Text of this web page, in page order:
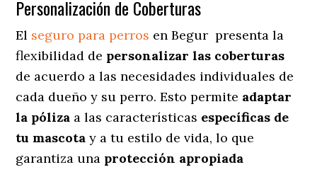
Personalización de Coberturas
El seguro para perros en Begur presenta la
flexibilidad de personalizar las coberturas
de acuerdo a las necesidades individuales de
cada dueño y su perro. Esto permite adaptar
la póliza a las características específicas de
tu mascota y a tu estilo de vida, lo que
garantiza una protección apropiada